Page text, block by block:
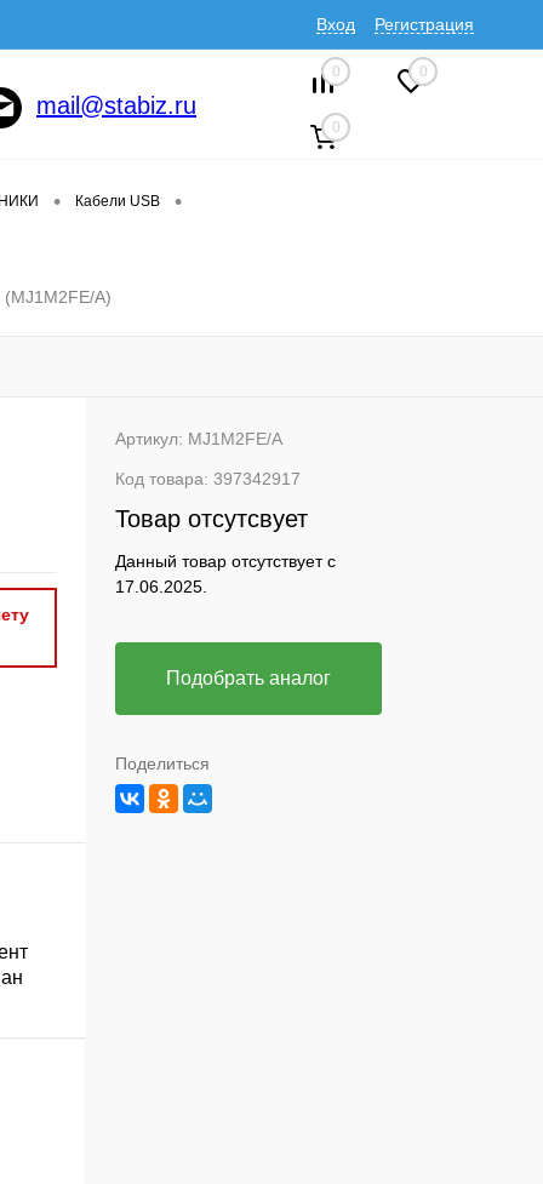
Вход Регистрация
mail@stabiz.ru
0 0
0
• Кабели USB •
A)
Артикул: MJ1M2FE/A
Код товара: 397342917
Товар отсутсвует
Данный товар отсутствует с
17.06.2025.
Подобрать аналог
Поделиться